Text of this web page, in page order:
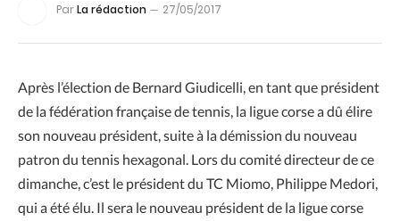
ParLa rédaction 27/05/2017
Après l’élection de Bernard Giudicelli, en tant que président
de la fédération française de tennis, la ligue corse a dû élire
son nouveau président, suite à la démission du nouveau
patron du tennis hexagonal. Lors du comité directeur de ce
dimanche, c’est le président du TC Miomo, Philippe Medori,
qui a été élu. Il sera le nouveau président de la ligue corse